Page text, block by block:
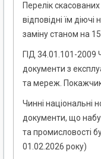
Перелік
відповідні їм
заміну станом на
ГІД 34.01.101-2009
документи з
та мереж.
Чинні національні
документи, що
та промисловості
01.02.2026 року)